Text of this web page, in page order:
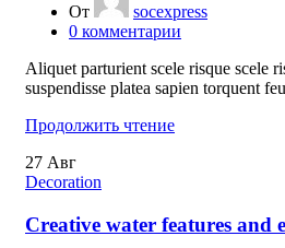
От
socexpress
0 комментарии
Aliquet parturient scele risque scele
suspendisse platea sapien torquent
Продолжить чтение
27 Авг
Decoration
Creative water features and